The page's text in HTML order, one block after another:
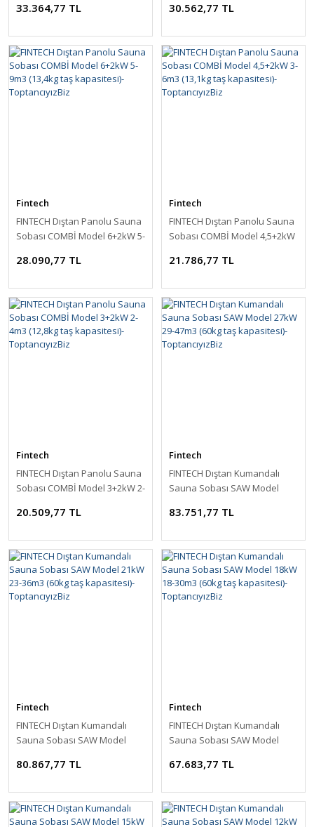
ToptancıyızBiz
33.364,77 TL
ToptancıyızBiz
30.562,77 TL
Fintech
FINTECH Dıştan Panolu Sauna
Sobası COMBİ Model 6+2kW 5-
ToptancıyızBiz
28.090,77 TL
Fintech
FINTECH Dıştan Panolu Sauna
Sobası COMBİ Model 4,5+2kW
ToptancıyızBiz
21.786,77 TL
Fintech
FINTECH Dıştan Panolu Sauna
Sobası COMBİ Model 3+2kW 2-
ToptancıyızBiz
20.509,77 TL
Fintech
FINTECH Dıştan Kumandalı
Sauna Sobası SAW Model
kapasitesi)-ToptancıyızBiz
83.751,77 TL
Fintech
FINTECH Dıştan Kumandalı
Sauna Sobası SAW Model
kapasitesi)-ToptancıyızBiz
80.867,77 TL
Fintech
FINTECH Dıştan Kumandalı
Sauna Sobası SAW Model
kapasitesi)-ToptancıyızBiz
67.683,77 TL